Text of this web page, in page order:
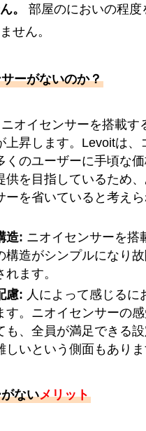
。
部屋のにおいの程度
せん。
ーがないのか？
ニオイセンサーを搭載す
上昇します。Levoitは、
くのユーザーに手頃な
供を目指しているため
ーを省いていると考えら
造: ニオイセンサーを搭
構造がシンプルになり故
ます。
慮: 人によって感じるに
す。ニオイセンサーの
も、全員が満足できる
しいという側面もありま
ないメリット